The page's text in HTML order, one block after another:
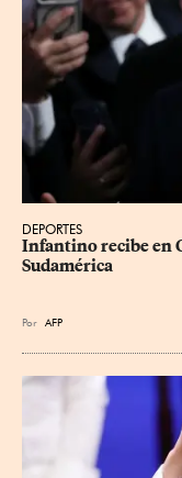
DEPORTES
Infantino recibe en
Sudamérica
Por AFP